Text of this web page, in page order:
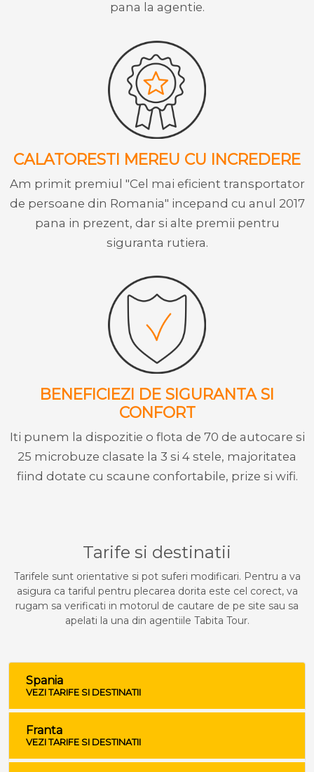
pana la agentie.
CALATORESTI MEREU CU INCREDERE
Am primit premiul "Cel mai eficient transportator
de persoane din Romania" incepand cu anul 2017
pana in prezent, dar si alte premii pentru
siguranta rutiera.
BENEFICIEZI DE SIGURANTA SI
CONFORT
Iti punem la dispozitie o flota de 70 de autocare si
25 microbuze clasate la 3 si 4 stele, majoritatea
fiind dotate cu scaune confortabile, prize si wifi.
Tarife si destinatii
Tarifele sunt orientative si pot suferi modificari. Pentru a va
asigura ca tariful pentru plecarea dorita este cel corect, va
rugam sa verificati in motorul de cautare de pe site sau sa
apelati la una din agentiile Tabita Tour.
Spania
VEZI TARIFE SI DESTINATII
Franta
VEZI TARIFE SI DESTINATII